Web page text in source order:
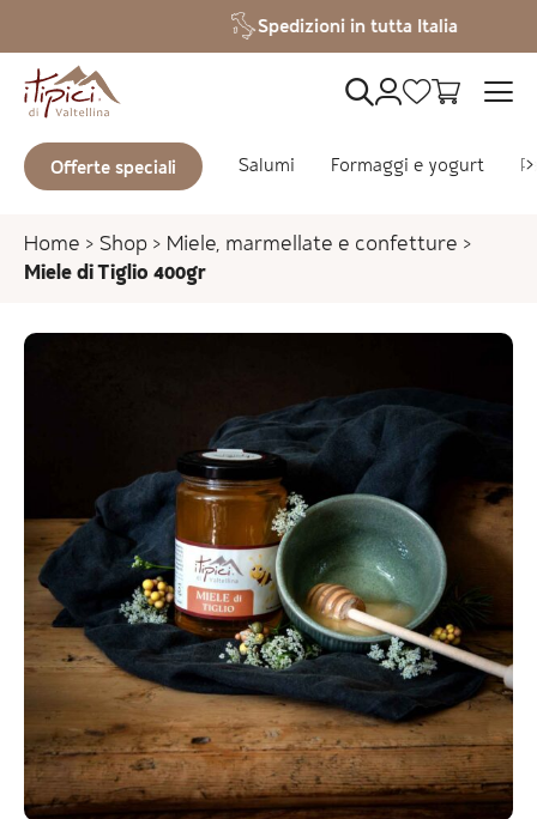
Spedizioni in tutta Italia
Offerte speciali Salumi Formaggi e yogurt
Home > Shop > Miele, marmellate e confetture >
Miele di Tiglio 400gr